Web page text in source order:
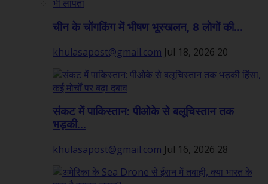
चीन के चोंगकिंग में भीषण भूस्खलन, 8 लोगों की...
khulasapost@gmail.com Jul 18, 2026 20
संकट में पाकिस्तान: पीओके से बलूचिस्तान तक
भड़की...
khulasapost@gmail.com Jul 16, 2026 28